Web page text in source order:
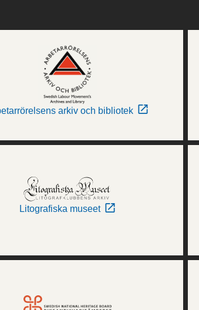
arkiv och bibliotek
Litografiska museet